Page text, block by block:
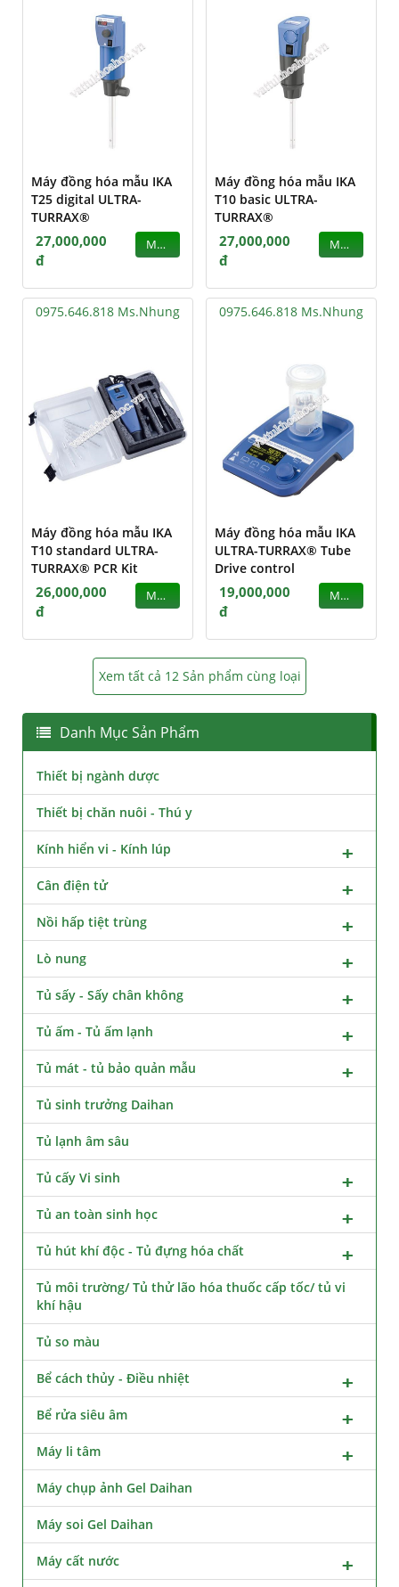
Máy đồng hóa mẫu IKA
T25 digital ULTRA-
TURRAX®
27,000,000
đ
MUA
Máy đồng hóa mẫu IKA
T10 basic ULTRA-
TURRAX®
27,000,000
đ
MUA
0975.646.818 Ms.Nhung
Máy đồng hóa mẫu IKA
T10 standard ULTRA-
TURRAX® PCR Kit
26,000,000
đ
MUA
0975.646.818 Ms.Nhung
Máy đồng hóa mẫu IKA
ULTRA-TURRAX® Tube
Drive control
19,000,000
đ
MUA
Xem tất cả 12 Sản phẩm cùng loại
Danh Mục Sản Phẩm
Thiết bị ngành dược
Thiết bị chăn nuôi - Thú y
Kính hiển vi - Kính lúp
Cân điện tử
Nồi hấp tiệt trùng
Lò nung
Tủ sấy - Sấy chân không
Tủ ấm - Tủ ấm lạnh
Tủ mát - tủ bảo quản mẫu
Tủ sinh trưởng Daihan
Tủ lạnh âm sâu
Tủ cấy Vi sinh
Tủ an toàn sinh học
Tủ hút khí độc - Tủ đựng hóa chất
Tủ môi trường/ Tủ thử lão hóa thuốc cấp tốc/ tủ vi
khí hậu
Tủ so màu
Bể cách thủy - Điều nhiệt
Bể rửa siêu âm
Máy li tâm
Máy chụp ảnh Gel Daihan
Máy soi Gel Daihan
Máy cất nước